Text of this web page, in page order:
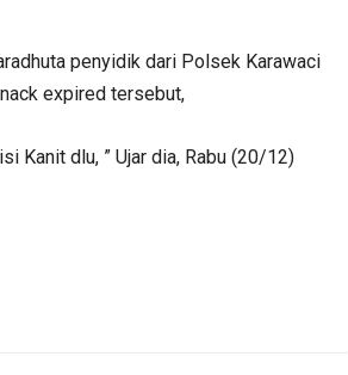
penyidik dari Polsek Karawaci
expired tersebut,
Kanit dlu, ” Ujar dia, Rabu (20/12)